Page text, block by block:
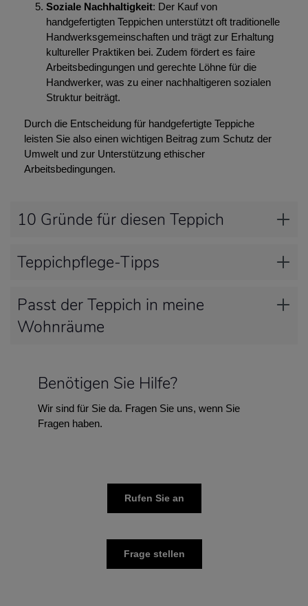
Soziale Nachhaltigkeit: Der Kauf von
handgefertigten Teppichen unterstützt oft traditionelle
Handwerksgemeinschaften und trägt zur Erhaltung
kultureller Praktiken bei. Zudem fördert es faire
Arbeitsbedingungen und gerechte Löhne für die
Handwerker, was zu einer nachhaltigeren sozialen
Struktur beiträgt.
Durch die Entscheidung für handgefertigte Teppiche
leisten Sie also einen wichtigen Beitrag zum Schutz der
Umwelt und zur Unterstützung ethischer
Arbeitsbedingungen.
10 Gründe für diesen Teppich
Teppichpflege-Tipps
Passt der Teppich in meine
Wohnräume
Benötigen Sie Hilfe?
Wir sind für Sie da. Fragen Sie uns, wenn Sie
Fragen haben.
Rufen Sie an
Frage stellen